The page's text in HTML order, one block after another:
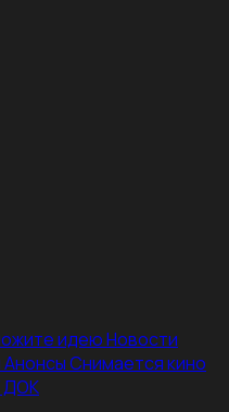
идеюНовости
АнонсыСнимается кино
ДОК